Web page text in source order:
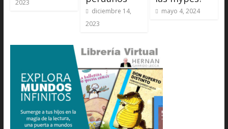
2023
diciembre 14,
2023
mayo 4, 2024